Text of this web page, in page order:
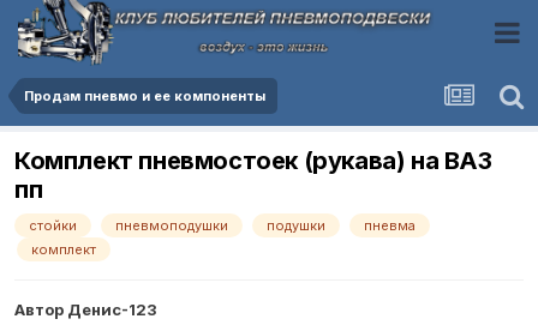
Продам пневмо и ее компоненты
Комплект пневмостоек (рукава) на ВАЗ
пп
стойки пневмоподушки подушки
пневма
комплект
Автор Денис-123